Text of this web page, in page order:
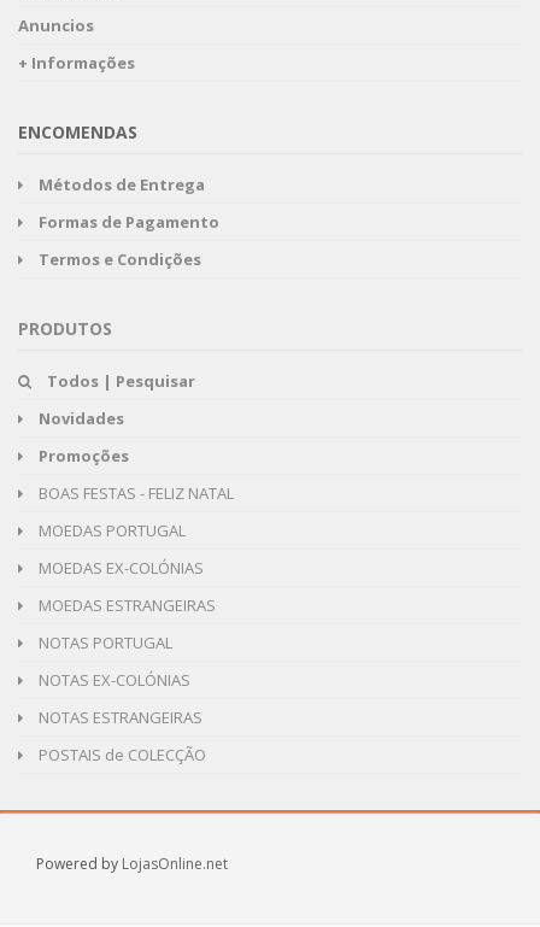
Anuncios
+ Informações
ENCOMENDAS
Métodos de Entrega
Formas de Pagamento
Termos e Condições
PRODUTOS
Todos | Pesquisar
Novidades
Promoções
BOAS FESTAS - FELIZ NATAL
MOEDAS PORTUGAL
MOEDAS EX-COLÓNIAS
MOEDAS ESTRANGEIRAS
NOTAS PORTUGAL
NOTAS EX-COLÓNIAS
NOTAS ESTRANGEIRAS
POSTAIS de COLECÇÃO
Powered by LojasOnline.net